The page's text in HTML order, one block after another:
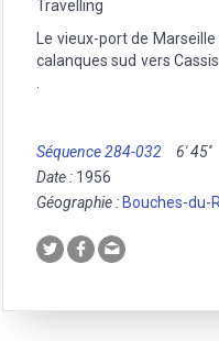
Travelling
Le vieux-port de
calanques sud vers
Séquence 284-032 6' 45''
Date : 1956
Géographie : Bouches-du-